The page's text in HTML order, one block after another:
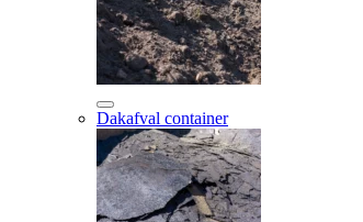
Dakafval container